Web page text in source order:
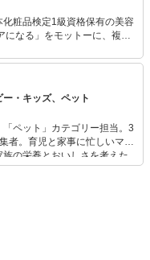
粧品検定1級資格保有の美容
になる」をモットーに、複数
をアピールできるコスメ情
・キッズ、ペット
「ペット」カテゴリー担当。3
者。育児と家事に忙しいママ
の栄養とおいしさを考えた
タイムを楽しむためのスイ